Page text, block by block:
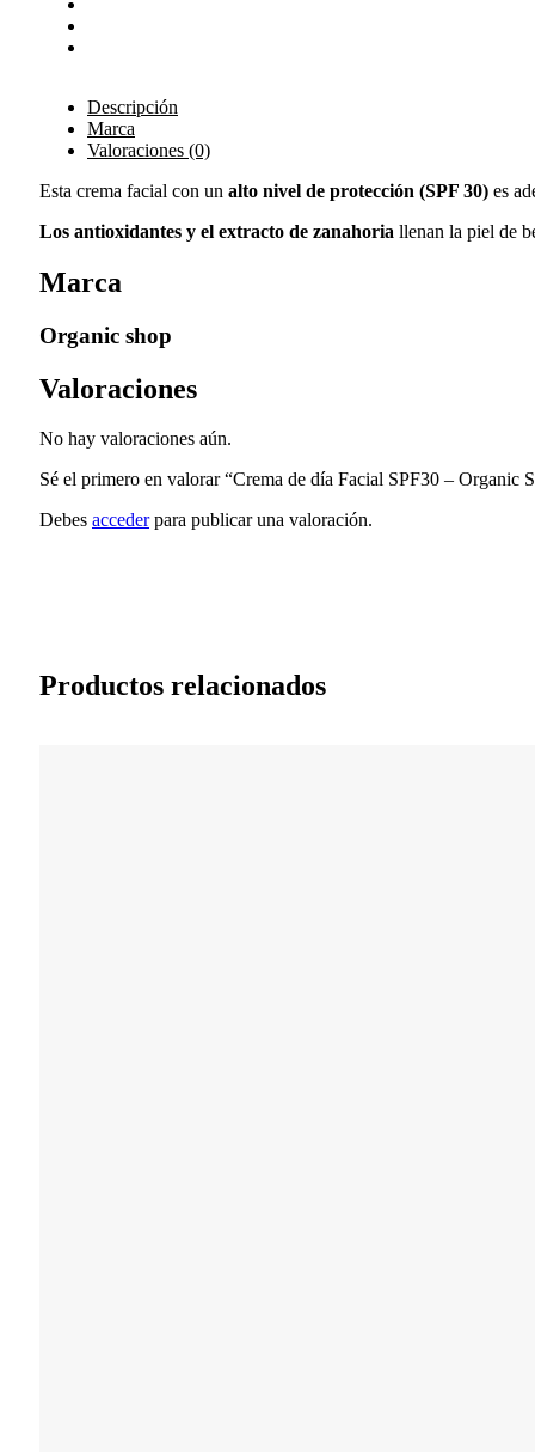
Descripción
Marca
Valoraciones (0)
Esta crema facial con un alto nivel de protección (SPF 30) es
Los antioxidantes y el extracto de zanahoria llenan la piel de
Marca
Organic shop
Valoraciones
No hay valoraciones aún.
Sé el primero en valorar “Crema de día Facial SPF30 – Organic
Debes accederpara publicar una valoración.
Productos relacionados